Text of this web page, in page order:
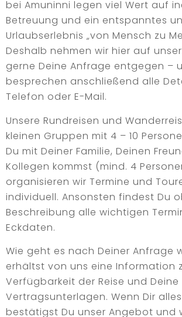
bei Amuninni legen viel Wert auf
Betreuung und ein entspanntes
Urlaubserlebnis „von Mensch zu
Deshalb nehmen wir hier auf
gerne Deine Anfrage entgegen –
besprechen anschließend alle
Telefon oder E-Mail.
Unsere Rundreisen und
kleinen Gruppen mit 4 – 10
Du mit Deiner Familie, Deinen
Kollegen kommst (mind. 4
organisieren wir Termine und
individuell. Ansonsten findest Du
Beschreibung alle wichtigen
Eckdaten.
Wie geht es nach Deiner Anfrage
erhältst von uns eine Information
Verfügbarkeit der Reise und Deine
Vertragsunterlagen. Wenn Dir
bestätigst Du unser Angebot und